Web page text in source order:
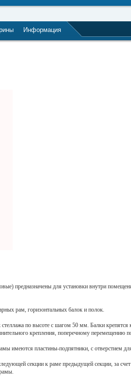
Информация
предназначены для установки внутри
рам, горизонтальных балок и полок.
по высоте с шагом 50 мм. Балки
крепления, поперечному перемещению
имеются пластины-подпятники, с отверстием
секции к раме предыдущей секции, за